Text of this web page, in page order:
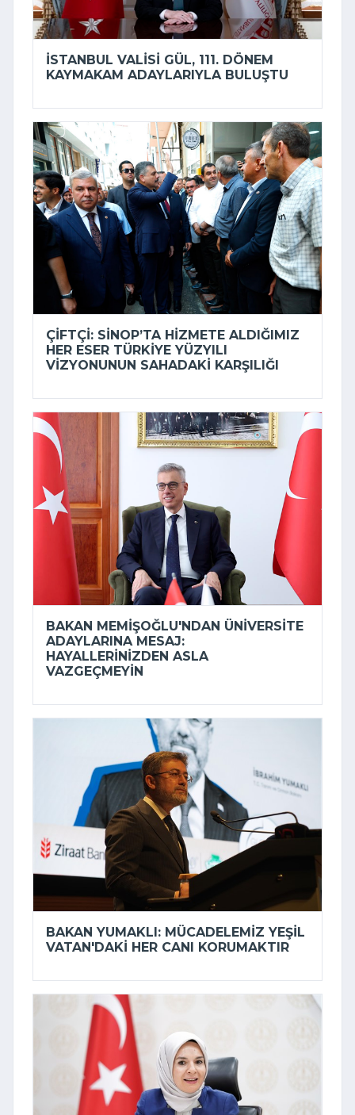
İSTANBUL VALISI GÜL, 111. DÖNEM
KAYMAKAM ADAYLARIYLA BULUŞTU
ÇIFTÇI: SINOP’TA HIZMETE ALDIĞIMIZ
HER ESER TÜRKIYE YÜZYILI
VIZYONUNUN SAHADAKI KARŞILIĞI
BAKAN MEMIŞOĞLU'NDAN ÜNIVERSITE
ADAYLARINA MESAJ:
HAYALLERINIZDEN ASLA
VAZGEÇMEYIN
BAKAN YUMAKLI: MÜCADELEMIZ YEŞIL
VATAN'DAKI HER CANI KORUMAKTIR